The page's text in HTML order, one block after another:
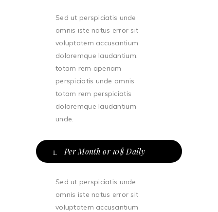
Sed ut perspiciatis unde
omnis iste natus error sit
voluptatem accusantium
doloremque laudantium,
totam rem aperiam
perspiciatis unde omnis
totam rem perspiciatis
doloremque laudantium
unde.
Per Month or 10$ Daily
Sed ut perspiciatis unde
omnis iste natus error sit
voluptatem accusantium